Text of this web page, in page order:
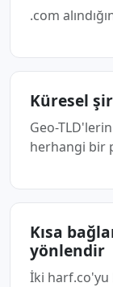
.com
Küresel
Geo-
herhangi bir
Kısa
yönlendir
İki harf.co'yu